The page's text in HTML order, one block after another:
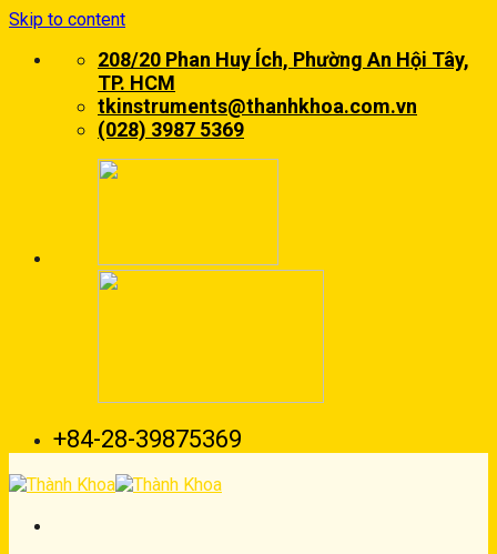
Skip to content
208/20 Phan Huy Ích, Phường An Hội Tây,
TP. HCM
tkinstruments@thanhkhoa.com.vn
(028) 3987 5369
+84-28-39875369